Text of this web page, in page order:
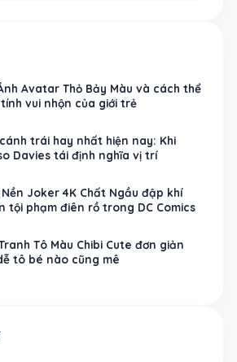
Avatar Thỏ Bảy Màu và cách thể
vui nhộn của giới trẻ
trái hay nhất hiện nay: Khi
Davies tái định nghĩa vị trí
Nền Joker 4K Chất Ngầu đập khí
tội phạm điên rồ trong DC Comics
Tô Màu Chibi Cute đơn giản
tô bé nào cũng mê